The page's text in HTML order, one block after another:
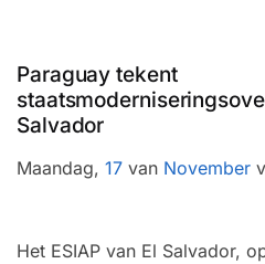
Paraguay tekent
Salvador
Maandag, 17 van November
Het ESIAP van El Salvador,